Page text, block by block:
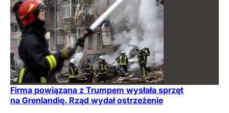
Firma powiązana z Trumpem wysłała sprzęt
na Grenlandię. Rząd wydał ostrzeżenie